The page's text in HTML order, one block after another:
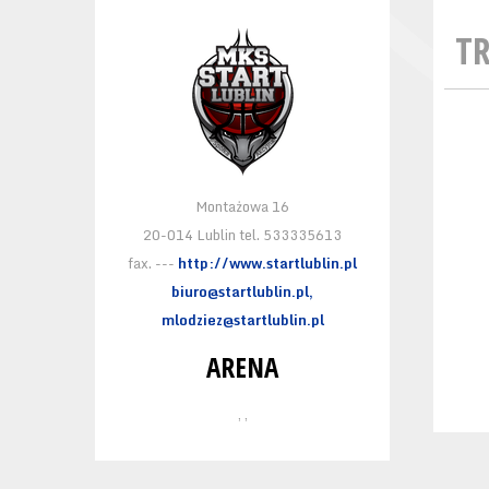
Montażowa 16
20-014 Lublin tel. 533335613
fax. --- http://www.startlublin.pl
biuro@startlublin.pl,
mlodziez@startlublin.pl
ARENA
, ,